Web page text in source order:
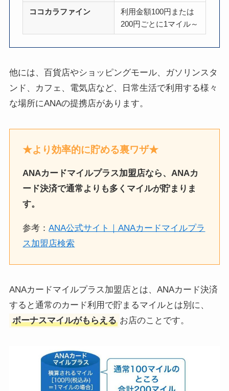
ココカラファイン
利用金額100円または
200円ごとに1マイル～
他には、百貨店やショッピングモール、ガソリンスタ
ンド、カフェ、電気店など、日常生活で利用する様々
な場所にANAの提携店があります。
★より効率的に貯める裏ワザ★
ANAカードマイルプラス加盟店なら、ANAカ
ード決済で通常よりも多くマイルが貯まりま
す。
参考：ANA公式サイト｜ANAカードマイルプラ
ス加盟店検索
ANAカードマイルプラス加盟店とは、ANAカード決済
すると通常のカード利用で貯まるマイルとは別に、
ボーナスマイルがもらえる お店のことです。